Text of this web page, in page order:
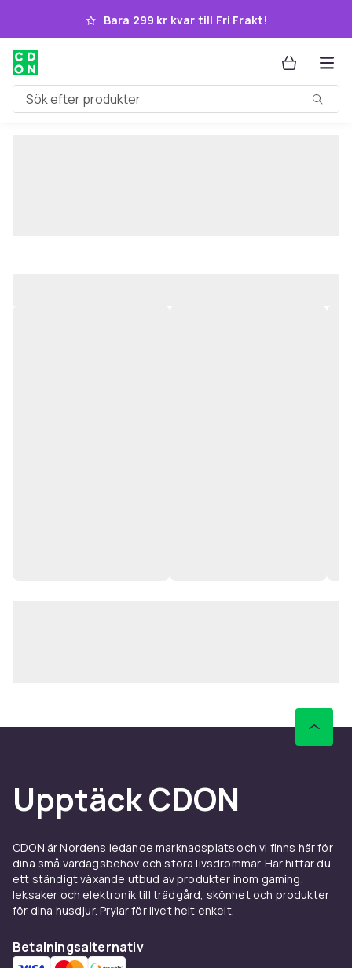
Hoppa till huvudinnehållet
Bara 299 kr kvar till Fri Frakt!
Sök efter produkter
Upptäck CDON
CDON är Nordens ledande marknadsplats och vi finns här för
dina små vardagsbehov och stora livsdrömmar. Här hittar du
ett ständigt växande utbud av produkter inom gaming,
leksaker och elektronik till trädgård, skönhet och produkter
för dina husdjur. Prylar för livet helt enkelt.
Betalningsalternativ